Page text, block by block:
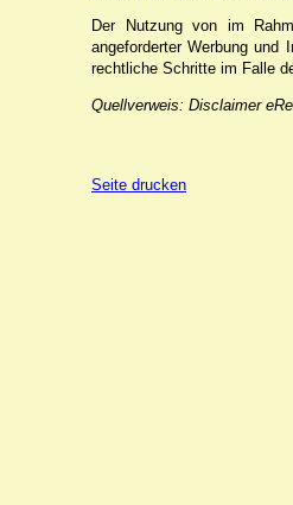
Der Nutzung von im
angeforderter Werbung und
rechtliche Schritte im Falle
Quellverweis: Disclaimer
Seite drucken